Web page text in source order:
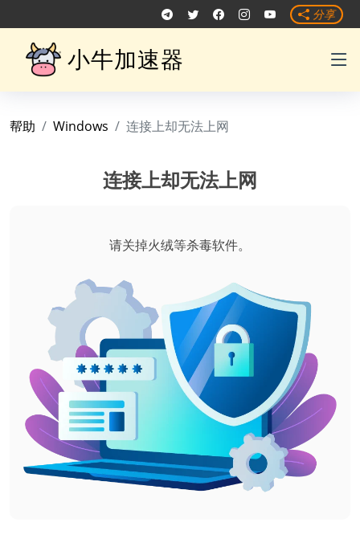
小牛加速器
分享
帮助 Windows 连接上却无法上网
连接上却无法上网
请关掉火绒等杀毒软件。